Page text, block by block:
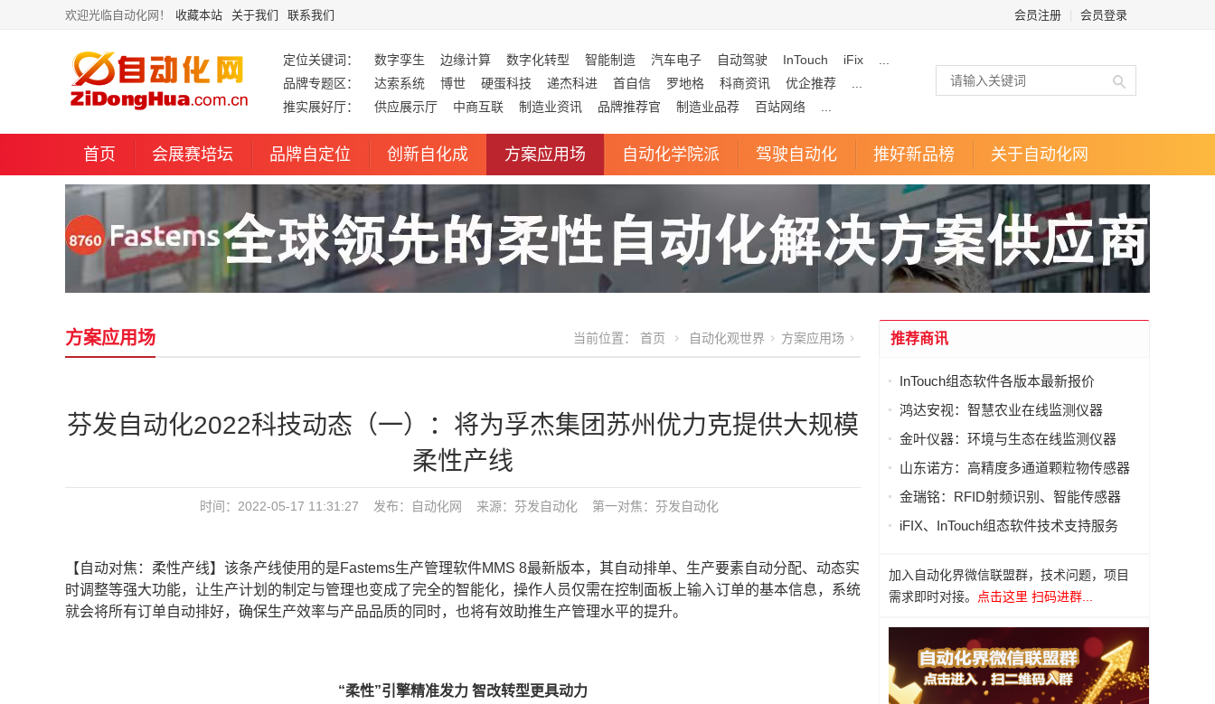
欢迎光临自动化网！ 收藏本站 关于我们 联系我们 会员注册 会员登录
定位关键词： 数字孪生 边缘计算 数字化转型 智能制造 汽车电子 自动驾驶 InTouch iFix
品牌专题区：
达索系统 博世 硬蛋科技 递杰科进 首自信 罗地格 科商资讯 优企推荐
推实展好厅：
供应展示厅 中商互联 制造业资讯 品牌推荐官 制造业品荐 百站网络
首页 会展赛培坛 品牌自定位 创新自化成 方案应用场 自动化学院派 驾驶自动化 推好新品榜 关于自动化网
方案应用场 当前位置： 首页 自动化观世界 方案应用场
芬发自动化2022科技动态（一）：将为孚杰集团苏州优力克提供大规模
柔性产线
时间：2022-05-17 11:31:27 发布： 自动化网 来源：芬发自动化 第一对焦： 芬发自动化
【自动对焦：柔性产线】该条产线使用的是Fastems生产管理软件MMS 8最新版本，其自动排单、生产要素自动分配、动态实
时调整等强大功能，让生产计划的制定与管理也变成了完全的智能化，操作人员仅需在控制面板上输入订单的基本信息，系统
就会将所有订单自动排好，确保生产效率与产品品质的同时，也将有效助推生产管理水平的提升。
“柔性”引擎精准发力 智改转型更具动力
推荐商讯
InTouch组态软件各版本最新报价
鸿达安视：智慧农业在线监测仪器
金叶仪器：环境与生态在线监测仪器
山东诺方：高精度多通道颗粒物传感器
金瑞铭：RFID射频识别、智能传感器
iFIX、InTouch组态软件技术支持服务
加入自动化界微信联盟群，技术问题，项目
需求即时对接。
点击这里 扫码进群...